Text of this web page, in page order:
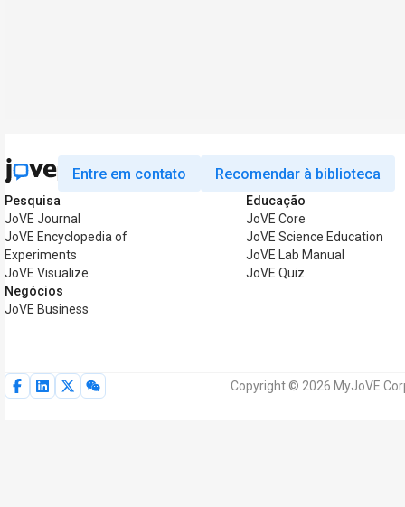
Entre em contato Recomendar à biblioteca
Pesquisa
JoVE Journal
JoVE Encyclopedia of
Experiments
JoVE Visualize
Negócios
JoVE Business
Educação
JoVE Core
JoVE Science Education
JoVE Lab Manual
JoVE Quiz
Copyright © 2026 MyJoVE